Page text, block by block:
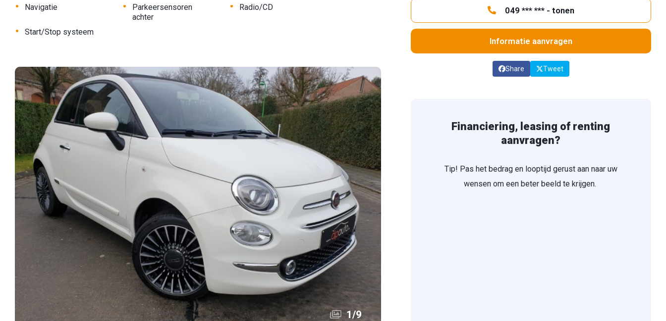
• Navigatie •
Parkeersensoren
achter
• Radio/CD
• Start/Stop systeem
1/9
049 *** *** - tonen
Informatie aanvragen
Share Tweet
Financiering, leasing of renting
aanvragen?
Tip! Pas het bedrag en looptijd gerust aan naar uw
wensen om een beter beeld te krijgen.